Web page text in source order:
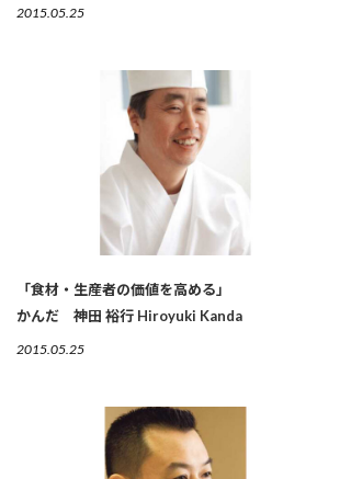
2015.05.25
「食材・生産者の価値を高める」
かんだ 神田 裕行 Hiroyuki Kanda
2015.05.25